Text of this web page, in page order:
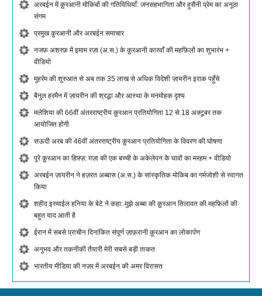
अरबईन में क़ुरआनी मोकिबों की गतिविधियाँ: जनसहभागिता और हुसैनी प्रेम का अनूठा
संगम
प्रमुख क़ुरआनी और अरबईन समाचार
नजफ़ अशरफ़ में इमाम रज़ा (अ.स.) के क़ुरआनी कारवाँ की महफ़िलों का शुभारंभ +
वीडियो
मुहर्रम की शुरुआत से अब तक 35 लाख से अधिक विदेशी ज़ायरीन इराक पहुँचे
बैनुल हरमैन में ज़ायरीन की श्रद्धा और आस्था के मनमोहक दृश्य
मलेशिया की 66वीं अंतरराष्ट्रीय क़ुरआन प्रतियोगिता 12 से 18 अक्टूबर तक
आयोजित होगी
सऊदी अरब की 46वीं अंतरराष्ट्रीय क़ुरआन प्रतियोगिता के विवरण की घोषणा
पूरे क़ुरआन का हिफ़्ज़: ग़ज़ा की एक बच्ची के अकेलेपन के घावों का मरहम + वीडियो
अरबईन ज़ायरीन ने हज़रत अब्बास (अ.स.) के सांस्कृतिक मोकिब का गर्मजोशी से स्वागत
किया
शहीद इस्माईल हनिया के बेटे ने कहा: मुझे अब्बा की क़ुरआन तिलावत की महफ़िलों की
बहुत याद आती है
ईरान में सबसे प्राचीन दिनांकित संपूर्ण ज़ाफ़रानी क़ुरआन का लोकार्पण
अनुभव और तकनीकी तैयारी मेरी सबसे बड़ी ताकत
भारतीय मीडिया की नज़र में अरबईन की अमर विरासत